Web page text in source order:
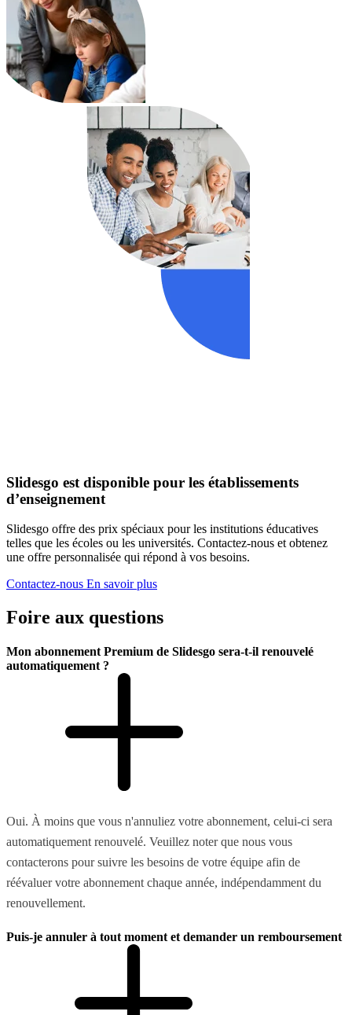
Slidesgo est disponible pour les établissements
d’enseignement
Slidesgo offre des prix spéciaux pour les institutions éducatives
telles que les écoles ou les universités. Contactez-nous et obtenez
une offre personnalisée qui répond à vos besoins.
Contactez-nous En savoir plus
Foire aux questions
Mon abonnement Premium de Slidesgo sera-t-il renouvelé
automatiquement ?
Oui. À moins que vous n'annuliez votre abonnement, celui-ci sera
automatiquement renouvelé. Veuillez noter que nous vous
contacterons pour suivre les besoins de votre équipe afin de
réévaluer votre abonnement chaque année, indépendamment du
renouvellement.
Puis-je annuler à tout moment et demander un remboursement